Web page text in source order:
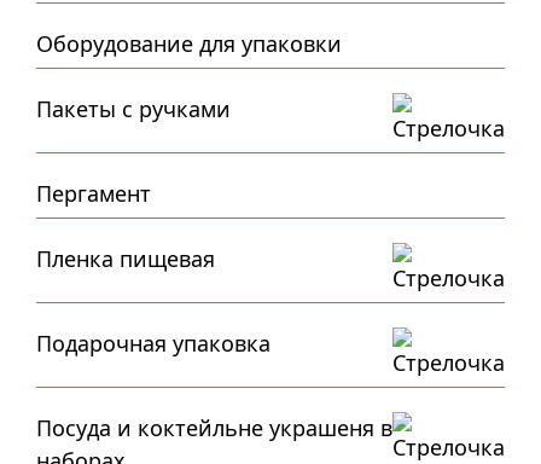
Оборудование для упаковки
Пакеты с ручками
Пергамент
Пленка пищевая
Подарочная упаковка
Посуда и коктейльне украшеня в